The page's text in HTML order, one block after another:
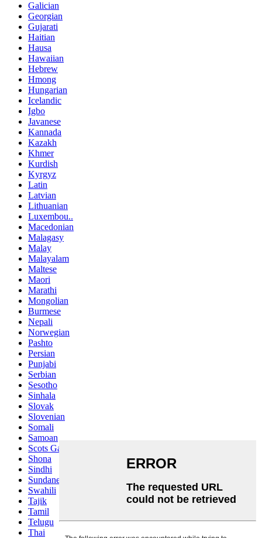
Galician
Georgian
Gujarati
Haitian
Hausa
Hawaiian
Hebrew
Hmong
Hungarian
Icelandic
Igbo
Javanese
Kannada
Kazakh
Khmer
Kurdish
Kyrgyz
Latin
Latvian
Lithuanian
Luxembou..
Macedonian
Malagasy
Malay
Malayalam
Maltese
Maori
Marathi
Mongolian
Burmese
Nepali
Norwegian
Pashto
Persian
Punjabi
Serbian
Sesotho
Sinhala
Slovak
Slovenian
Somali
Samoan
Scots Gaelic
Shona
Sindhi
Sundanese
Swahili
Tajik
Tamil
Telugu
Thai